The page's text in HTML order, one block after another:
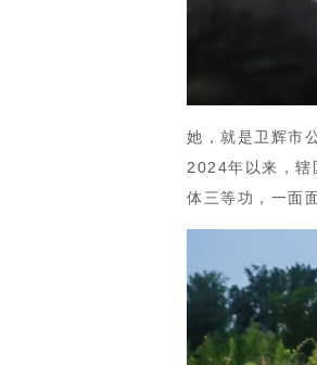
她，就是卫辉市
2024年以来，辖
体三等功，一面